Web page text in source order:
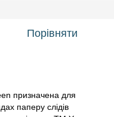
Порівняти
призначена для
паперу слідів